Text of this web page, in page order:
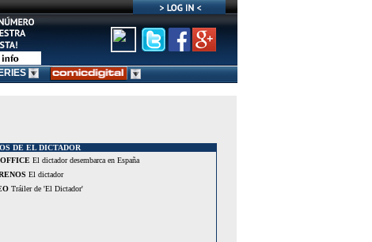
DE EL DICTADOR
El dictador desembarca en España
El dictador
Tráiler de 'El Dictador'